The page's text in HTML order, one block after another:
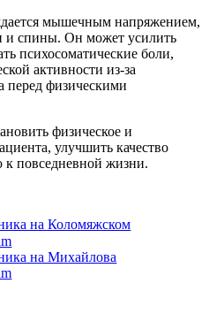
мышечным напряжением,
и спины. Он может усилить
психосоматические боли,
активности из-за
перед физическими
физическое и
улучшить качество
повседневной жизни.
на Коломяжском
на Михайлова